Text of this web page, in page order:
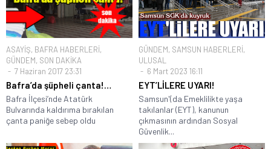
ASAYİŞ, BAFRA HABERLERİ,
GÜNDEM, SON DAKİKA
7 Haziran 2017 23:31
Bafra’da şüpheli çanta!…
Bafra İlçesi’nde Atatürk
Bulvarında kaldırıma bırakılan
çanta paniğe sebep oldu
GÜNDEM, SAMSUN HABERLERİ,
ULUSAL
6 Mart 2023 16:11
EYT’LİLERE UYARI!
Samsun'(da Emeklilikte yaşa
takılanlar (EYT), kanunun
çıkmasının ardından Sosyal
Güvenlik...